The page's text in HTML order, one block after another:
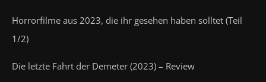
Horrorfilme aus 2023, die ihr gesehen haben solltet (Teil
1/2)
Die letzte Fahrt der Demeter (2023) – Review